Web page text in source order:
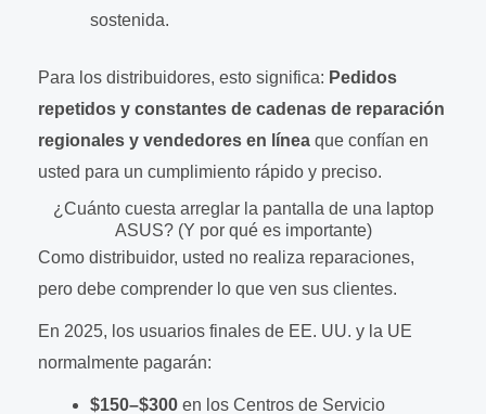
sostenida.
Para los distribuidores, esto significa: Pedidos
repetidos y constantes de cadenas de reparación
regionales y vendedores en línea que confían en
usted para un cumplimiento rápido y preciso.
¿Cuánto cuesta arreglar la pantalla de una laptop
ASUS? (Y por qué es importante)
Como distribuidor, usted no realiza reparaciones,
pero debe comprender lo que ven sus clientes.
En 2025, los usuarios finales de EE. UU. y la UE
normalmente pagarán:
$150–$300 en los Centros de Servicio